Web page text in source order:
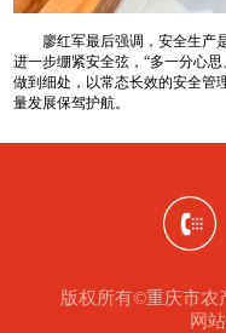
廖红军最后强调，安全生产
进一步绷紧安全弦，“多一分心
做到细处，以常态长效的安全管
量发展保驾护航。
版权所有©重庆市农
网